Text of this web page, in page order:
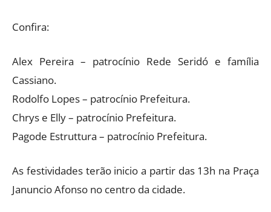
Confira:
Alex Pereira – patrocínio Rede Seridó e família
Cassiano.
Rodolfo Lopes – patrocínio Prefeitura.
Chrys e Elly – patrocínio Prefeitura.
Pagode Estruttura – patrocínio Prefeitura.
As festividades terão inicio a partir das 13h na Praça
Januncio Afonso no centro da cidade.